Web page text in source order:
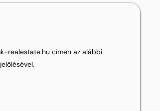
realestate.hu címen az alábbi